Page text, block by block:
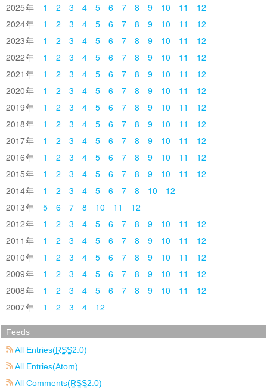
2025
1 2 3 4 5 6 7 8 9 10 11
12
2024
1 2 3 4 5 6 7 8 9 10 11
12
2023
1 2 3 4 5 6 7 8 9 10 11
12
2022
1 2 3 4 5 6 7 8 9 10 11
12
2021
1 2 3 4 5 6 7 8 9 10 11
12
2020
1 2 3 4 5 6 7 8 9 10 11
12
2019
1 2 3 4 5 6 7 8 9 10 11
12
2018
1 2 3 4 5 6 7 8 9 10 11
12
2017
1 2 3 4 5 6 7 8 9 10 11
12
2016
1 2 3 4 5 6 7 8 9 10 11
12
2015
1 2 3 4 5 6 7 8 9 10 11
12
2014
1 2 3 4 5 6 7 8 10
12
2013
5 6 7 8 10 11
12
2012
1 2 3 4 5 6 7 8 9 10 11
12
2011
1 2 3 4 5 6 7 8 9 10 11
12
2010
1 2 3 4 5 6 7 8 9 10 11
12
2009
1 2 3 4 5 6 7 8 9 10 11
12
2008
1 2 3 4 5 6 7 8 9 10 11
12
2007
1 2 3 4 12
Feeds
All Entries(RSS2.0)
All Entries(Atom)
All Comments(RSS2.0)